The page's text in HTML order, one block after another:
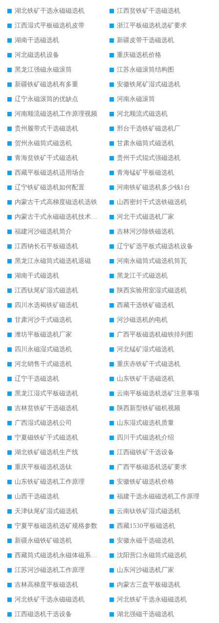
湖北铁矿干选永磁磁选机
江西贫铁矿干选磁选机
江西湿式平板磁选机皮带
浙江平板磁选机选矿要求
湖南干选磁选机
新疆皮带干选磁选机
河北磁选机设备
重庆磁选机价格
黑龙江强磁永磁滚筒
江苏永磁滚筒结构图
新疆铁矿磁选机有多重
安徽铁尾矿湿式磁选机
辽宁永磁滚筒的优缺点
河南永磁滚筒
河南顺流磁选机工作原理视频
河北顺流式磁选机
贵州履带式干选磁选机
邢台干选铁矿磁选机厂
贺州永磁筒式磁选机
甘肃永磁筒式磁选机
青海贫铁矿干式磁选机
贵州干式辊式强磁选机
西藏平板磁选机适用场合
青海锰矿平板磁选机
辽宁铁矿磁选机如何配置
河南铁矿磁选机多少钱1台
内蒙古干式高梯度磁选机选铁
山西密封干式选铁磁选机
内蒙古干式永磁磁选机技术要求
河北干式磁选机厂家
福建河沙磁选机简介
吉林河沙除铁磁选机
江西钠长石平板磁选机
辽宁矿选平板式磁选机设备
黑龙江永磁筒式磁选机退磁
河南永磁筒式磁选机筒瓦
湖南干式磁选机
黑龙江干式磁选机
江西钛尾矿湿式磁选机
陕西实验用室湿式磁选机
四川水选褐铁矿磁选机
西藏干选铁矿磁选机
甘肃河沙干式磁选机
河沙磁选机的电机
潍坊平板磁选机厂家
广西平板磁选机磁铁排列图
四川永磁湿式磁选机
河北锰矿湿式磁选机
河北销售干式磁选机
重庆赤铁矿干式磁选机
辽宁干选磁选机
山东铁矿干选磁选机
黑龙江湿式平板磁选机
云南平板磁选机选矿注意事项
吉林贫铁矿干选磁选机
陕西新型铁矿磁机视频
广西湿式磁选机公司
山东湿式磁选机质量
宁夏磁铁矿干式磁选机
四川干式磁选机介绍
湖北铁矿磁选机生产线
江西磁铁矿干选设备
重庆平板磁选机选钛
广西平板磁选机选矿要求
山东铁矿磁选机工作原理
安徽铁矿磁选机价格
山西干选磁选机
福建干选永磁磁选机工作原理
天津钛尾矿湿式磁选机
云南钛铁矿湿式磁选机
宁夏平板磁选机选矿规格参数
西藏1530平板磁选机
新疆永磁铁矿磁选机
安徽永磁干选磁选机
西藏筒式磁选机永磁体磁系设计
沈阳营口永磁筒式磁选机
江苏河沙磁选机工作原理
山东河沙磁选机厂家
吉林高梯度平板磁选机
内蒙古三盘平板磁选机
河北铁矿干选永磁磁选机
河北铁矿干选永磁磁选机
江西磁选机干选设备
湖北强磁干选磁选机